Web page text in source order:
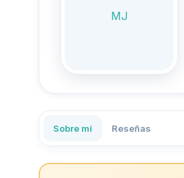
MJ
Sobre mí Reseñas